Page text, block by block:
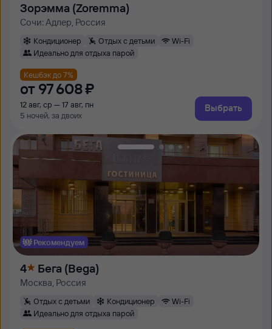
Зорэмма (Zoremma)
Сочи: Адлер, Россия
Кондиционер Отдых с детьми
Wi-Fi
Идеально для отдыха парой
Кешбэк до 7%
от 97 ⁠608 ⁠₽
12 авг, ср — 17 авг, пн
5 ночей, за двоих
Выбрать
Рекомендуем
4 Бега (Bega)
Москва, Россия
Отдых с детьми Кондиционер
Wi-Fi
Идеально для отдыха парой